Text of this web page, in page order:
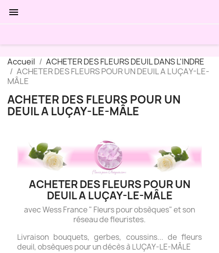

Accueil
ACHETER DES FLEURS DEUIL DANS L'INDRE
ACHETER DES FLEURS POUR UN DEUIL A LUÇAY-LE-
MÂLE
ACHETER DES FLEURS POUR UN
DEUIL A LUÇAY-LE-MÂLE
ACHETER DES FLEURS POUR UN
DEUIL A LUÇAY-LE-MÂLE
avec Wess France " Fleurs pour obsèques" et son
réseau de fleuristes.
Livraison bouquets, gerbes, coussins... de fleurs
deuil, obsèques pour un décès à LUÇAY-LE-MÂLE